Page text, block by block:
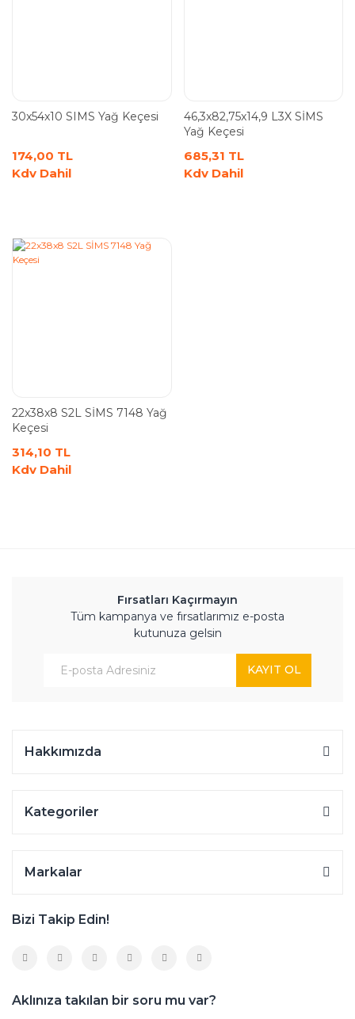
30x54x10 SIMS Yağ Keçesi
174,00 TL
Kdv Dahil
46,3x82,75x14,9 L3X SİMS
Yağ Keçesi
685,31 TL
Kdv Dahil
22x38x8 S2L SİMS 7148 Yağ
Keçesi
314,10 TL
Kdv Dahil
Fırsatları Kaçırmayın
Tüm kampanya ve fırsatlarımız e-posta
kutunuza gelsin
KAYIT OL
Hakkımızda
Kategoriler
Markalar
Bizi Takip Edin!
Aklınıza takılan bir soru mu var?